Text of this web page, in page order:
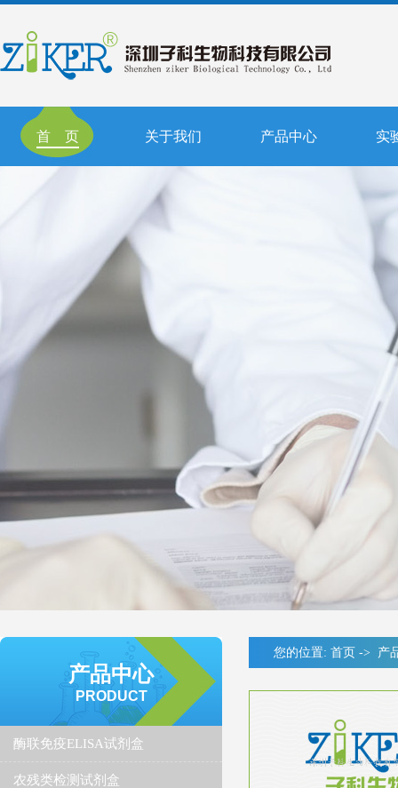
首 页 关于我们 产品中心 实
产品中心
PRODUCT
酶联免疫ELISA试剂盒
农残类检测试剂盒
您的位置: 首页 -> 产